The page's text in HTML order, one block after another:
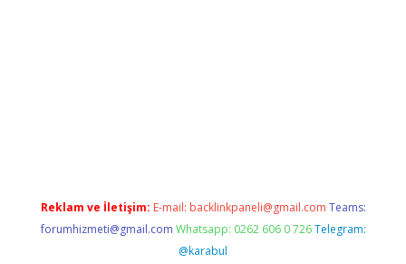
Reklam ve İletişim: E-mail: backlinkpaneli@gmail.com Teams:
forumhizmeti@gmail.com Whatsapp: 0262 606 0 726 Telegram:
@karabul